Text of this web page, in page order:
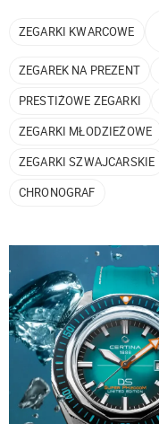
ZEGARKI KWARCOWE
ZEGAREK NA PREZENT
PRESTIŻOWE ZEGARKI
ZEGARKI MŁODZIEŻOWE
ZEGARKI SZWAJCARSKIE
CHRONOGRAF